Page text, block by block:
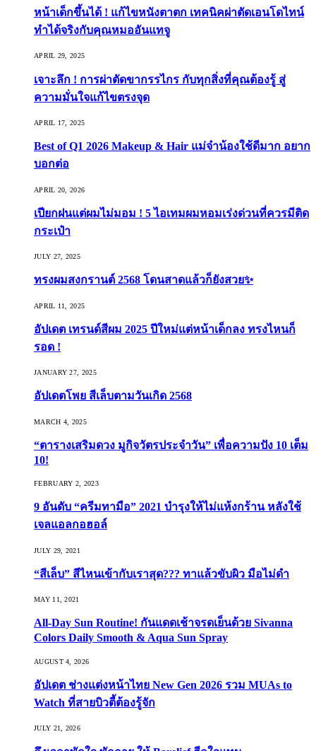
หน้าเด็กขึ้นได้ ! แก้ไขหนังตาตก เทคนิคผ่าตัดเอนโดไทน์
ทำได้จริงกับคุณหมออันแทจู
APRIL 29, 2025
เจาะลึก ! การผ่าตัดขากรรไกร กับทุกสิ่งที่คุณต้องรู้ สู่
ความมั่นใจแก้ไขตรงจุด
APRIL 17, 2025
Best of Q1 2026 Makeup & Hair แม่จ๋าน้องใช้ดีมาก อยาก
บอกต่อ
APRIL 20, 2026
เปียกฝนแต่ผมไม่มอม ! 5 ไอเทมผมหอมเร่งด่วนที่ควรมีติด
กระเป๋า
JULY 27, 2025
ทรงผมสงกรานต์ 2568 โดนสาดแล้วก็ยังสวย✨
APRIL 11, 2025
อัปเดต เทรนด์สีผม 2025 ปีใหม่แต่หน้าเด็กลง ทรงไหนก็
รอด !
JANUARY 27, 2025
อัปเดตโพย สีเล็บตามวันเกิด 2568
MARCH 4, 2025
“ตารางเสริมดวง มูกิจวัตรประจำวัน” เพื่อความปัง 10 เต็ม
10!
FEBRUARY 2, 2023
9 อันดับ “ครีมทามือ” 2021 บำรุงให้ไม่แห้งกร้าน หลังใช้
เจลแอลกอฮอล์
JULY 29, 2021
“สีเล็บ” สีไหนเข้ากับเราสุด??? ทาแล้วขับผิว มือไม่ดำ
MAY 11, 2021
All-Day Sun Routine! กันแดดเช้าจรดเย็นด้วย Sivanna
Colors Daily Smooth & Aqua Sun Spray
AUGUST 4, 2026
อัปเดต ช่างแต่งหน้าไทย New Gen 2026 รวม MUAs to
Watch ที่สายบิวตี้ต้องรู้จัก
JULY 21, 2026